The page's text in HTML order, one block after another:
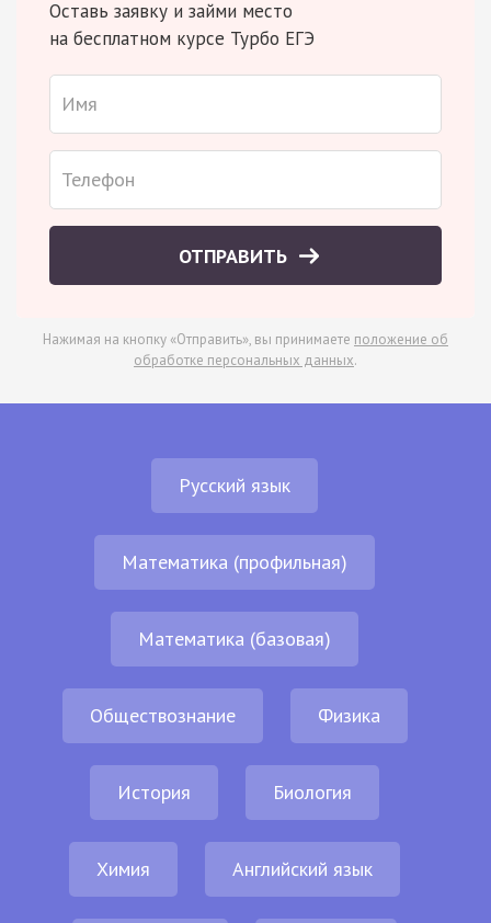
Оставь заявку и займи место
на бесплатном курсе Турбо ЕГЭ
ОТПРАВИТЬ
Нажимая на кнопку «Отправить», вы принимаете положение об
обработке персональных данных.
Русский язык
Математика (профильная)
Математика (базовая)
Обществознание Физика
История Биология
Химия Английский язык